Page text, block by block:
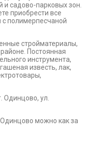
и садово-парковых зон.
приобрести все
полимерпесчаной
стройматериалы,
Постоянная
инструмента,
известь, лак,
Одинцово, ул.
можно как за